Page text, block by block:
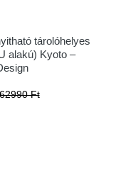
tárolóhelyes
alakú) Kyoto –
Ft